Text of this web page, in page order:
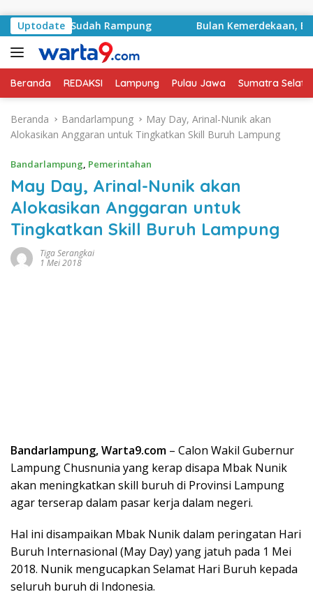
Uptodate
Sudah Rampung Bulan Kemerdekaan, Bupati
Beranda REDAKSI Lampung Pulau Jawa Sumatra
Beranda Bandarlampung
May Day, Arinal-Nunik akan
Alokasikan Anggaran untuk Tingkatkan Skill Buruh Lampung
Bandarlampung, Pemerintahan
May Day, Arinal-Nunik akan
Alokasikan Anggaran untuk
Tingkatkan Skill Buruh Lampung
Tiga Serangkai
1 Mei 2018
Bandarlampung, Warta9.com – Calon Wakil Gubernur
Lampung Chusnunia yang kerap disapa Mbak Nunik
akan meningkatkan skill buruh di Provinsi Lampung
agar terserap dalam pasar kerja dalam negeri.
Hal ini disampaikan Mbak Nunik dalam peringatan Hari
Buruh Internasional (May Day) yang jatuh pada 1 Mei
2018. Nunik mengucapkan Selamat Hari Buruh kepada
seluruh buruh di Indonesia.